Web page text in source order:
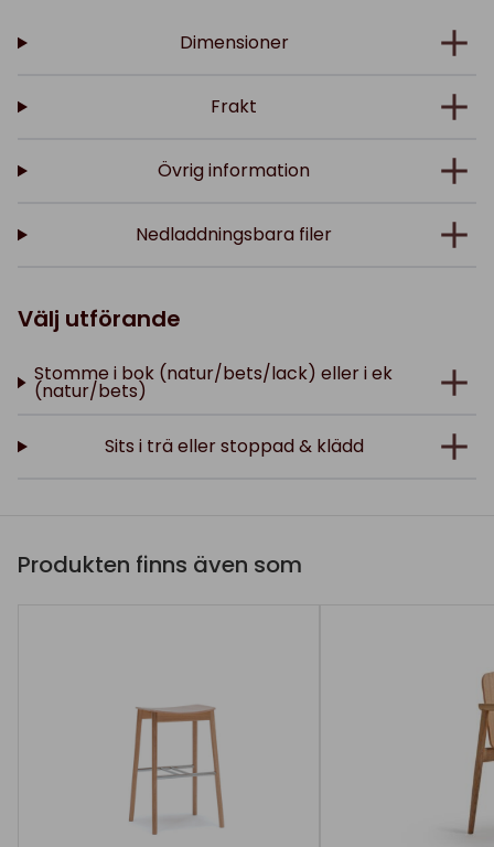
Dimensioner
Frakt
Övrig information
Nedladdningsbara filer
Välj utförande
Stomme i bok (natur/bets/lack) eller i ek
(natur/bets)
Sits i trä eller stoppad & klädd
Produkten finns även som